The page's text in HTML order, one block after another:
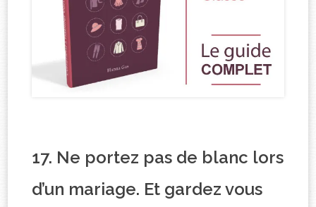
17. Ne portez pas de blanc lors
d’un mariage. Et gardez vous